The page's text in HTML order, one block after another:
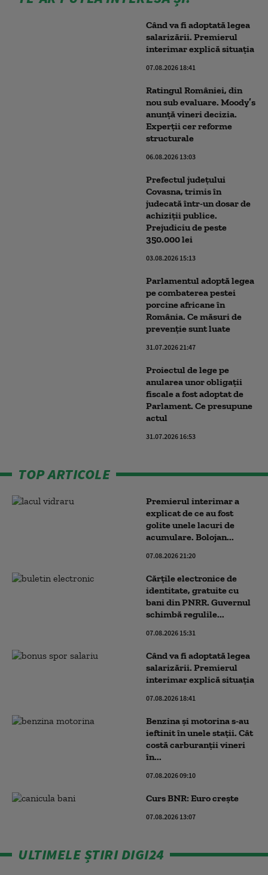
Când va fi adoptată legea
salarizării. Premierul
interimar explică situația
07.08.2026 18:41
Ratingul României, din
nou sub evaluare. Moody’s
anunță vineri decizia.
Experții cer reforme
structurale
06.08.2026 13:03
Prefectul județului
Covasna, trimis în
judecată într-un dosar de
achiziții publice.
Prejudiciu de peste
350.000 lei
03.08.2026 15:13
Parlamentul adoptă legea
pe combaterea pestei
porcine africane în
România. Ce măsuri de
prevenție sunt luate
31.07.2026 21:47
Proiectul de lege pe
anularea unor obligaţii
fiscale a fost adoptat de
Parlament. Ce presupune
actul
31.07.2026 16:53
TOP ARTICOLE
Premierul interimar a
explicat de ce au fost
golite unele lacuri de
acumulare. Bolojan...
07.08.2026 21:20
Cărțile electronice de
identitate, gratuite cu
bani din PNRR. Guvernul
schimbă regulile...
07.08.2026 15:31
Când va fi adoptată legea
salarizării. Premierul
interimar explică situația
07.08.2026 18:41
Benzina și motorina s-au
ieftinit în unele stații. Cât
costă carburanții vineri
în...
07.08.2026 09:10
Curs BNR: Euro crește
07.08.2026 13:07
ULTIMELE ȘTIRI DIGI24